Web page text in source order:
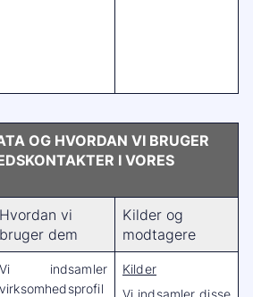
OG HVORDAN VI BRUGER
I VORES
Hvordan vi
bruger dem
Kilder og
modtagere
Vi indsamler
virksomhedsprofil
Kilder
Vi indsamler disse